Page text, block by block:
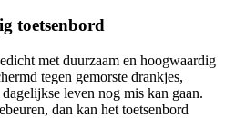
toetsenbord
met duurzaam en hoogwaardig
tegen gemorste drankjes,
leven nog mis kan gaan.
dan kan het toetsenbord